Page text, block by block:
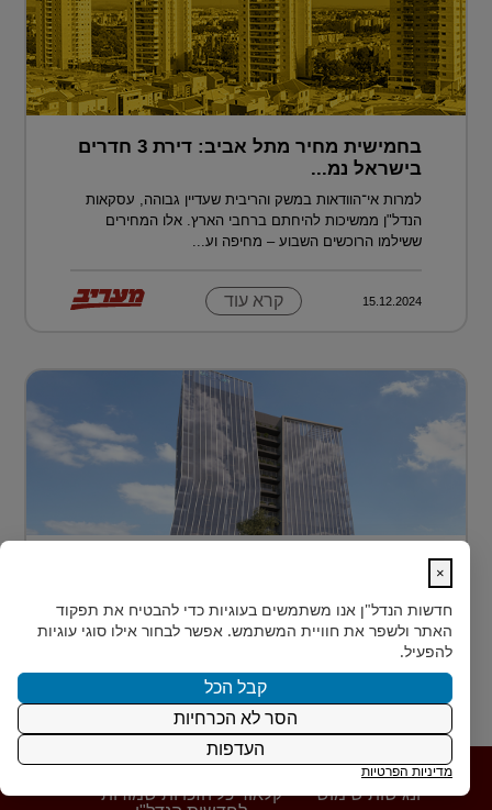
בחמישית מחיר מתל אביב: דירת 3 חדרים
בישראל נמ...
למרות אי־הוודאות במשק והריבית שעדיין גבוהה, עסקאות
הנדל"ן ממשיכות להיחתם ברחבי הארץ. אלו המחירים
ששילמו הרוכשים השבוע – מחיפה וע...
15.12.2024 קרא עוד
MEDIPORT תל השומר - נבנה לפרוץ דרך אל המחר
בעולם הרפואה של המאה ה-21, קצב החדשנות אינו
מאפשר מנ...
15.12.2024 קרא עוד
פרטיות
ונגישות
|
שימוש
קלאוד כל הזכויות שמורות
×
חדשות הנדל"ן אנו משתמשים בעוגיות כדי להבטיח את תפקוד
האתר ולשפר את חוויית המשתמש. אפשר לבחור אילו סוגי עוגיות
להפעיל.
קבל הכל
הסר לא הכרחיות
העדפות
מדיניות הפרטיות